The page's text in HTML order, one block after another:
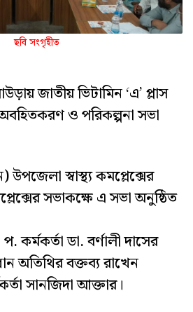
ছবি সংগৃহীত
জাতীয় ভিটামিন ‘এ’ প্লাস
ও পরিকল্পনা সভা
স্বাস্থ্য কমপ্লেক্সের
সভাকক্ষে এ সভা অনুষ্ঠিত
কর্মকর্তা ডা. বর্ণালী দাসের
অতিথির বক্তব্য রাখেন
সানজিদা আক্তার।